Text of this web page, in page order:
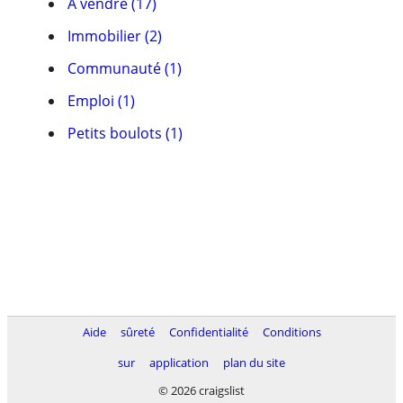
Immobilier (2)
Communauté (1)
Emploi (1)
Petits boulots (1)
Aide sûreté Confidentialité
Conditions
sur
application
plan du site
© 2026 craigslist